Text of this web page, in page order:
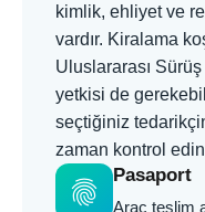
kimlik, ehliyet ve
vardır. Kiralama
Uluslararası
yetkisi de
seçtiğiniz
zaman kontrol
fingerprint
Pasaport
Araç teslim